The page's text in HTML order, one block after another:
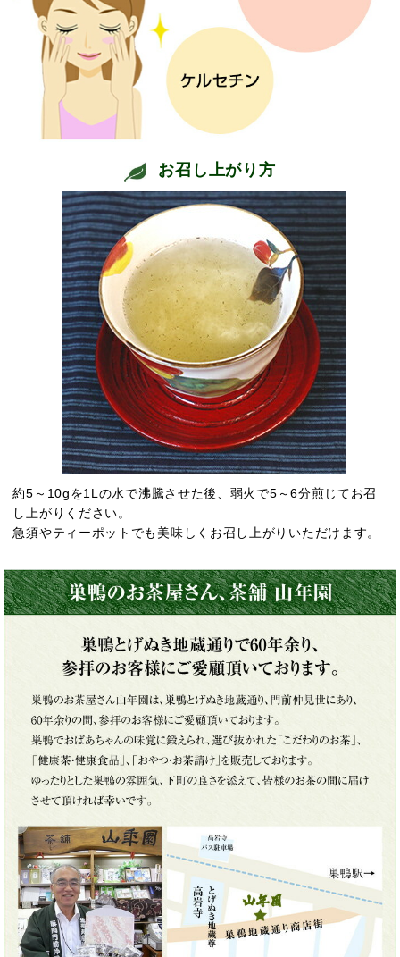
お召し上がり方
約5～10gを1Lの水で沸騰させた後、弱火で5～6分煎じてお召
し上がりください。
急須やティーポットでも美味しくお召し上がりいただけます。